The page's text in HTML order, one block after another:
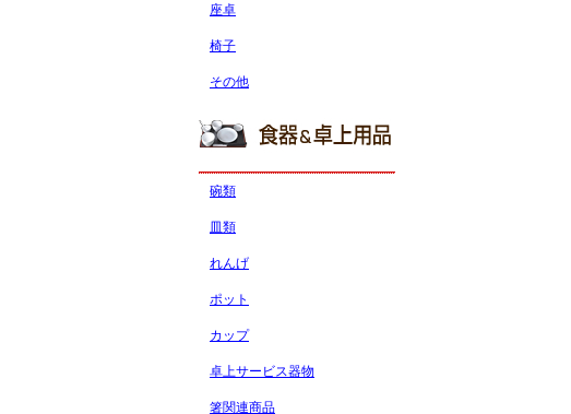
座卓
椅子
その他
碗類
皿類
れんげ
ポット
カップ
卓上サービス器物
箸関連商品